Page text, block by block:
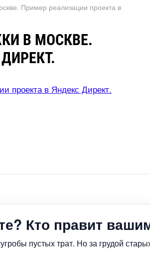
Пример реализации проекта
В МОСКВЕ.
Кто правит
пустых трат. Но за грудой